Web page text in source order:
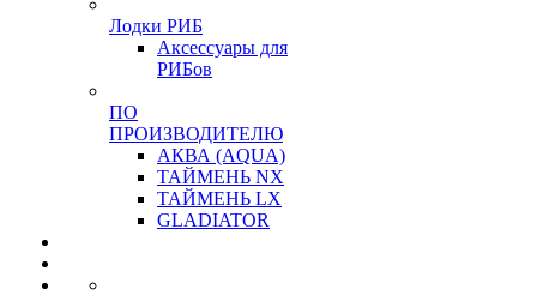
Лодки РИБ
Аксессуары для
РИБов
ПО
ПРОИЗВОДИТЕЛЮ
АКВА (AQUA)
ТАЙМЕНЬ NX
ТАЙМЕНЬ LX
GLADIATOR